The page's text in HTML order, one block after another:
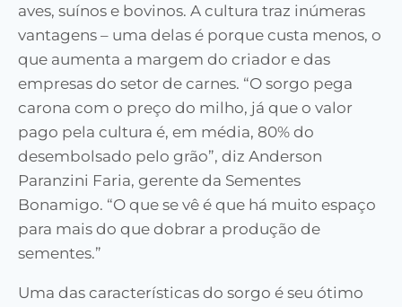
aves, suínos e bovinos. A cultura traz inúmeras
vantagens – uma delas é porque custa menos, o
que aumenta a margem do criador e das
empresas do setor de carnes. “O sorgo pega
carona com o preço do milho, já que o valor
pago pela cultura é, em média, 80% do
desembolsado pelo grão”, diz Anderson
Paranzini Faria, gerente da Sementes
Bonamigo. “O que se vê é que há muito espaço
para mais do que dobrar a produção de
sementes.”
Uma das características do sorgo é seu ótimo